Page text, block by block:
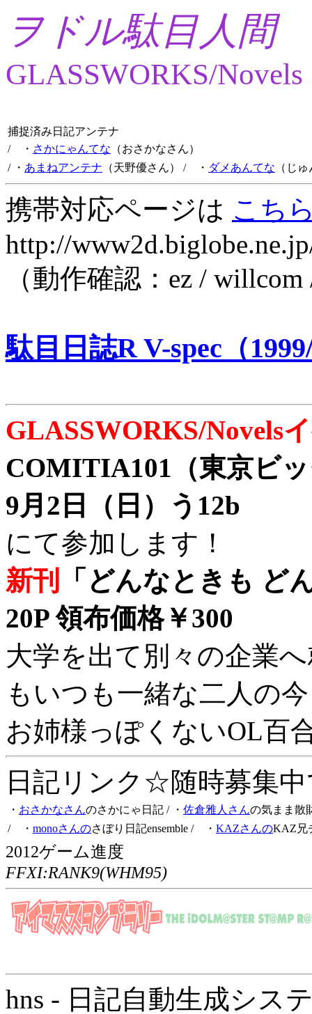
ヲドル駄目人間
GLASSWORKS/Novels
捕捉済み日記アンテナ
/ ・ さかにゃんてな （おさかなさん）
/ ・ あまねアンテナ （天野優さん） / ・ ダメあんてな （じ
携帯対応ページは こち
http://
（動作確認：ez /
駄目日誌R V-spec（
GLASSWORKS/Novels
COMITIA101（東京ビ
9月2日（日）う12b
にて参加します！
新刊
「どんなときも ど
20P 領布価格￥300
大学を出て別々の企業
もいつも一緒な二人の
お姉様っぽくないOL百
日記リンク☆随時募集
・ おさかなさんのさかにゃ日記 / ・ 佐倉雅人さんの気まま散
/ ・ monoさんのさぼり日記ensemble / ・ KAZさんのKAZ兄
2012ゲーム進度
FFXI:RANK9(WHM95)
hns - 日記自動生成シス